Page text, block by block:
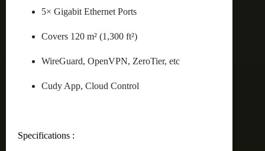
5× Gigabit Ethernet Ports
Covers 120 m² (1,300 ft²)
WireGuard, OpenVPN, ZeroTier, etc
Cudy App, Cloud Control
Specifications :